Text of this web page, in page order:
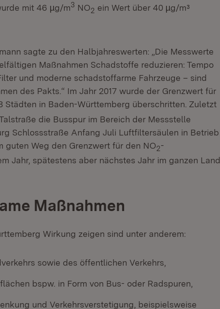
mit 46 µg/m3 NO2 ein Wert über 40 µg/m³
sagte zu den Halbjahreswerten: „Die Messwerte
Maßnahmen Schadstoffe reduzieren: Tempo
und moderne schadstoffarme Fahrzeuge – sind
des Pakts.“ Im Jahr 2017 wurde der Grenzwert für
Städten in Baden-Württemberg überschritten. Zuletzt
die Busspur im Bereich der Messstelle
Schlossstraße Anfang Juli Luftfiltersäulen in Betrieb
guten Weg den Grenzwert für den NO2-
Jahr, spätestens aber nächstes Jahr im ganzen Land
Maßnahmen
Wirkung zeigen sind unter anderem:
sowie des öffentlichen Verkehrs,
bspw. in Form von Bus- oder Radspuren,
und Verkehrsverstetigung, beispielsweise